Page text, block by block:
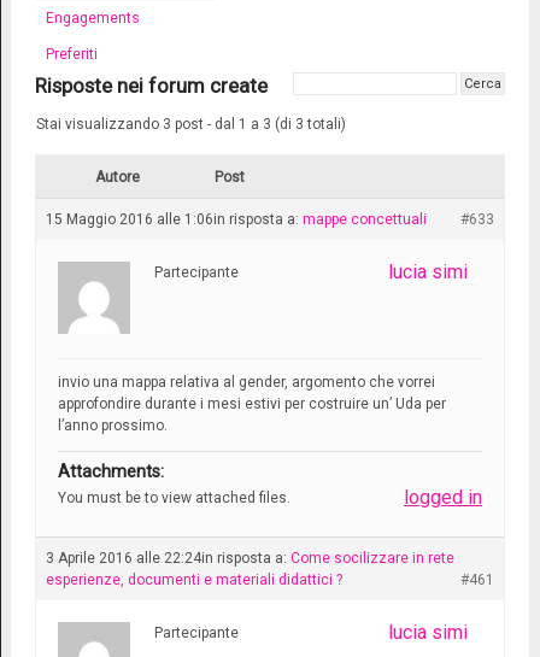
Engagements
Preferiti
Risposte nei forum create
Stai visualizzando 3 post - dal 1 a 3 (di 3 totali)
Autore Post
15 Maggio 2016 alle 1:06in risposta a: mappe concettuali #633
lucia simi
Partecipante
invio una mappa relativa al gender, argomento che vorrei
approfondire durante i mesi estivi per costruire un’ Uda per
l’anno prossimo.
Attachments:
You must be logged in
to view attached files.
3 Aprile 2016 alle 22:24in risposta a: Come socilizzare in rete
esperienze, documenti e materiali didattici ?
#461
lucia simi
Partecipante